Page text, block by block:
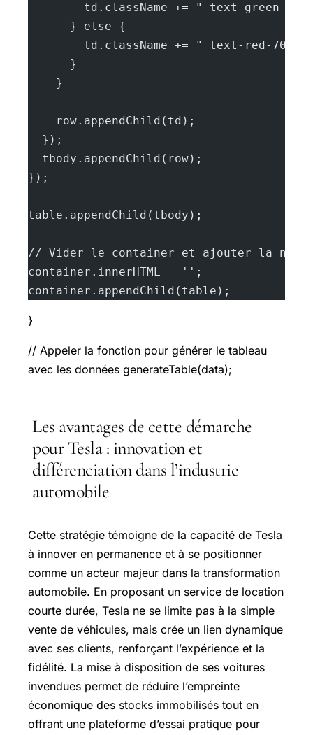
td.className += " text-green-
      } else {
td.className += " text-red-700";
      }
    }
    row.appendChild(td);
  });
  tbody.appendChild(row);
});
table.appendChild(tbody);
// Vider le container et ajouter la
container.innerHTML = '';
container.appendChild(table);
}
// Appeler la fonction pour générer le tableau
avec les données generateTable(data);
Les avantages de cette démarche
pour Tesla : innovation et
différenciation dans l’industrie
automobile
Cette stratégie témoigne de la capacité de Tesla
à innover en permanence et à se positionner
comme un acteur majeur dans la transformation
automobile. En proposant un service de location
courte durée, Tesla ne se limite pas à la simple
vente de véhicules, mais crée un lien dynamique
avec ses clients, renforçant l’expérience et la
fidélité. La mise à disposition de ses voitures
invendues permet de réduire l’empreinte
économique des stocks immobilisés tout en
offrant une plateforme d’essai pratique pour